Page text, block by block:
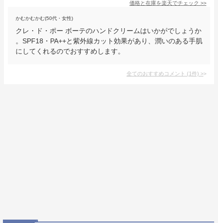
価格と在庫を楽天でチェック >>
かむかむかむ(50代・女性)
クレ・ド・ポー ボーテのハンドクリームはいかがでしょうか
。SPF18・PA++と紫外線カット効果があり、潤いのある手肌
にしてくれるのでおすすめします。
全てのおすすめコメント (1件) >